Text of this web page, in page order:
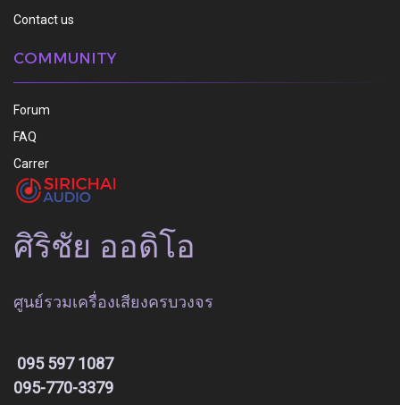
Contact us
COMMUNITY
Forum
FAQ
Carrer
ศิริชัย ออดิโอ
ศูนย์รวมเครื่องเสียงครบวงจร
095 597 1087
095-770-3379